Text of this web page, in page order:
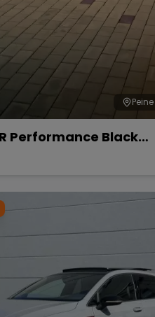
Peine
Performance Black
PS Kraftpaket